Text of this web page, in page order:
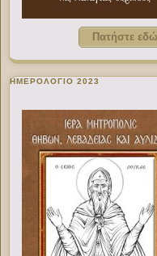
Πατήστε
ΗΜΕΡΟΛΟΓΙΟ 2023